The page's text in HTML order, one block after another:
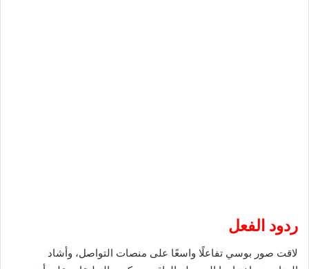
ردود الفعل
لاقت صور بوسي تفاعلًا واسعًا على منصات التواصل، وأشاد